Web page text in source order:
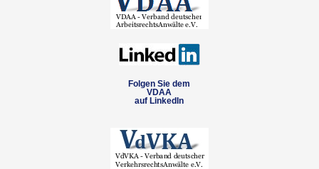
Folgen Sie dem
VDAA
auf LinkedIn